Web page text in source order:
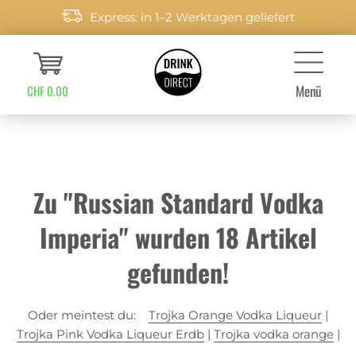
Express: in 1–2 Werktagen geliefert
CHF 0.00 Menü
Zu "Russian Standard Vodka
Imperia" wurden18 Artikel
gefunden!
Oder meintest du: Trojka Orange Vodka Liqueur |
Trojka Pink Vodka Liqueur Erdb| Trojka vodka orange|